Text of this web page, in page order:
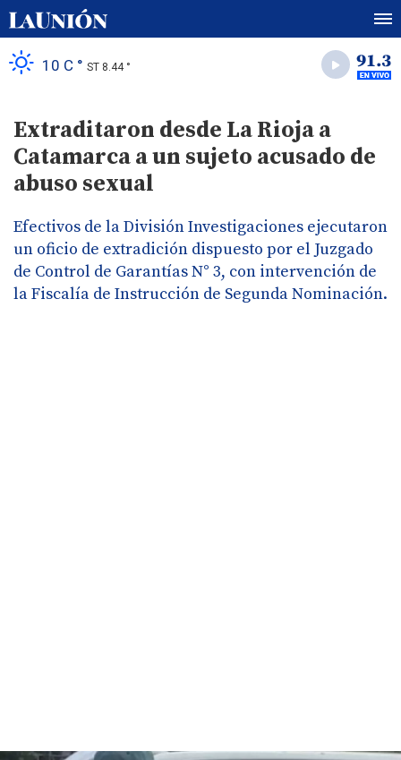
10 C ° ST 8.44 °
Extraditaron desde La Rioja a
Catamarca a un sujeto acusado de
abuso sexual
Efectivos de la División Investigaciones ejecutaron
un oficio de extradición dispuesto por el Juzgado
de Control de Garantías N° 3, con intervención de
la Fiscalía de Instrucción de Segunda Nominación.